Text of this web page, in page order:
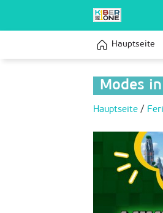
Hauptseite
Modes
Hauptseite /